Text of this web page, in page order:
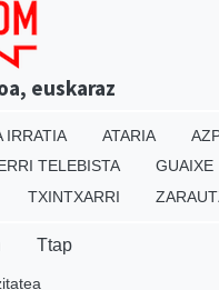
euskaraz
IRRATIA ATARIA
TELEBISTA GUAIXE
TXINTXARRI
Ttap